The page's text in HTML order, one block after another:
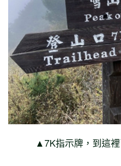
▲7K指示牌，到這